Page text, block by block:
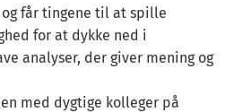
og får tingene til at spille
for at dykke ned i
analyser, der giver mening og
med dygtige kolleger på